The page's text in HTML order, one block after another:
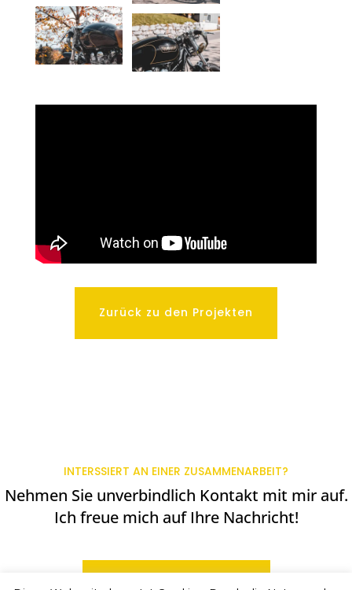
Zurück zu den Projekten
INTERSSIERT AN EINER ZUSAMMENARBEIT?
Nehmen Sie unverbindlich Kontakt mit mir auf.
Ich freue mich auf Ihre Nachricht!
Zum Kontaktformular